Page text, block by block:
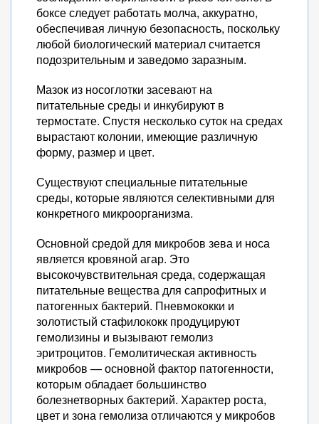
боксе следует работать молча, аккуратно,
обеспечивая личную безопасность, поскольку
любой биологический материал считается
подозрительным и заведомо заразным.
Мазок из носоглотки засевают на
питательные среды и инкубируют в
термостате. Спустя несколько суток на средах
вырастают колонии, имеющие различную
форму, размер и цвет.
Существуют специальные питательные
среды, которые являются селективными для
конкретного микроорганизма.
Основной средой для микробов зева и носа
является кровяной агар. Это
высокочувствительная среда, содержащая
питательные вещества для сапрофитных и
патогенных бактерий. Пневмококки и
золотистый стафилококк продуцируют
гемолизины и вызывают гемолиз
эритроцитов. Гемолитическая активность
микробов — основной фактор патогенности,
которым обладает большинство
болезнетворных бактерий. Характер роста,
цвет и зона гемолиза отличаются у микробов